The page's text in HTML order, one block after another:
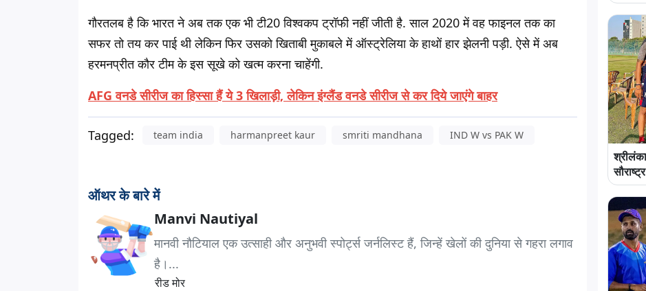
गौरतलब है कि भारत ने अब तक एक भी टी20 विश्वकप ट्रॉफी नहीं जीती है. साल 2020 में वह फाइनल तक का
सफर तो तय कर पाई थी लेकिन फिर उसको खिताबी मुकाबले में ऑस्ट्रेलिया के हाथों हार झेलनी पड़ी. ऐसे में अब
हरमनप्रीत कौर टीम के इस सूखे को खत्म करना चाहेंगी.
AFG वनडे सीरीज का हिस्सा हैं ये 3 खिलाड़ी, लेकिन इंग्लैंड वनडे सीरीज से कर दिये जाएंगे बाहर
Tagged: team india harmanpreet kaur smriti mandhana IND W vs PAK W
ऑथर के बारे में
Manvi Nautiyal
मानवी नौटियाल एक उत्साही और अनुभवी स्पोर्ट्स जर्नलिस्ट हैं, जिन्हें खेलों की दुनिया से गहरा लगाव
है।...
रीड मोर